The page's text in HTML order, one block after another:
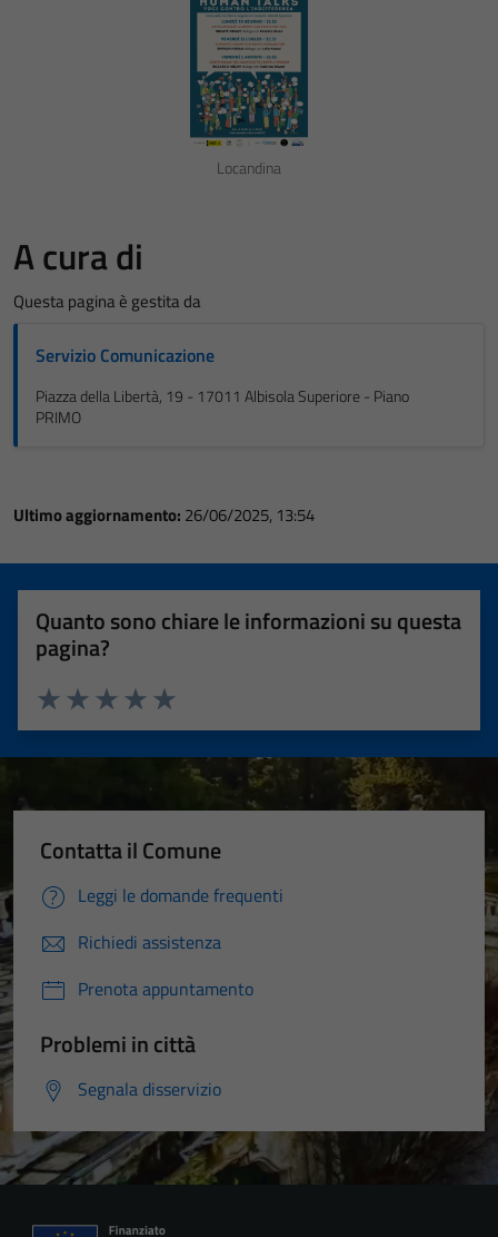
Locandina
A cura di
Questa pagina è gestita da
Servizio Comunicazione
Piazza della Libertà, 19 - 17011 Albisola Superiore - Piano
PRIMO
Ultimo aggiornamento: 26/06/2025, 13:54
Quanto sono chiare le informazioni su questa
pagina?
Valuta 5 stelle su 5
Valuta 4 stelle su 5
Valuta 3 stelle su 5
Valuta 2 stelle su 5
Valuta 1 stelle su 5
Contatta il Comune
Leggi le domande frequenti
Richiedi assistenza
Prenota appuntamento
Problemi in città
Segnala disservizio